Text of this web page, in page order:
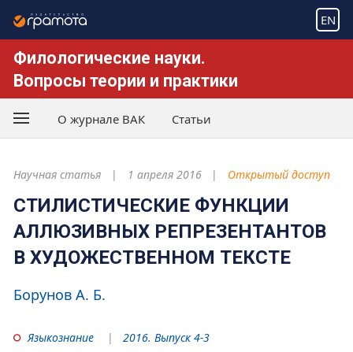
EN
Филологические науки.
Вопросы теории и практики
О журнале ВАК Статьи
Научная статья 1 апреля 2016 Открытый доступ
СТИЛИСТИЧЕСКИЕ ФУНКЦИИ
АЛЛЮЗИВНЫХ РЕПРЕЗЕНТАНТОВ
В ХУДОЖЕСТВЕННОМ ТЕКСТЕ
Борунов А. Б.
Языкознание 2016. Выпуск 4-3